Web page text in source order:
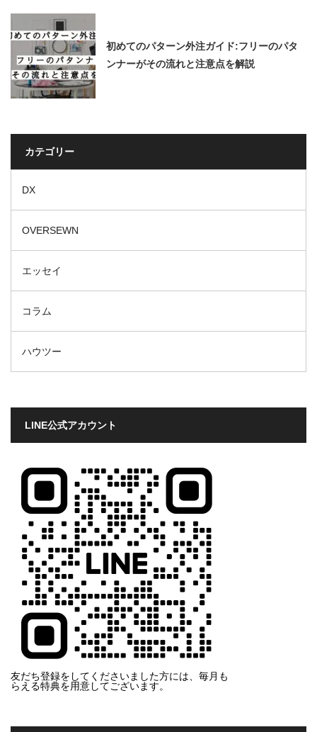
初めてのパターン外注ガイド:フリーのパタ
ンナーがその流れと注意点を解説
カテゴリー
DX
OVERSEWN
エッセイ
コラム
ハウツー
LINE公式アカウント
友だち登録をしてくださいました方には、毎月も
らえる特典を用意してございます。